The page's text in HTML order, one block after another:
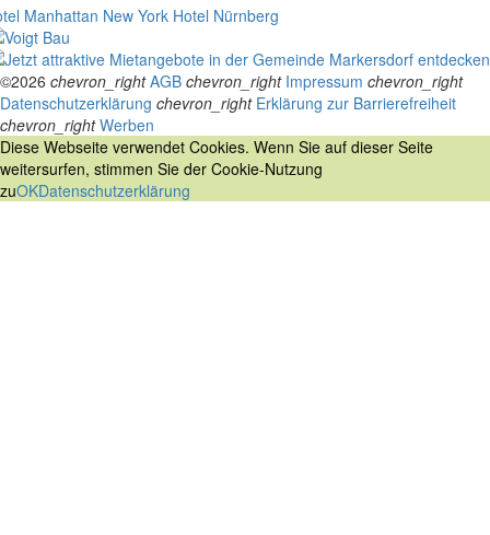
Manhattan New York Hotel Nürnberg
©2026 chevron_right AGB chevron_right Impressum chevron_right
Datenschutzerklärung chevron_right Erklärung zur Barrierefreiheit
chevron_right Werben
Diese Webseite verwendet Cookies. Wenn Sie auf dieser Seite
weitersurfen, stimmen Sie der Cookie-Nutzung
zuOKDatenschutzerklärung